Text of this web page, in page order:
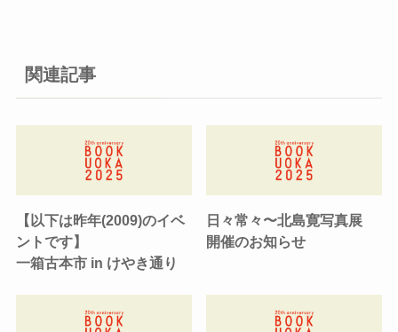
関連記事
【以下は昨年(2009)のイベ
ントです】
一箱古本市 in けやき通り
日々常々〜北島寛写真展
開催のお知らせ